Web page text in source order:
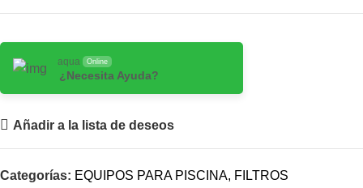
aqua Online
¿Necesita Ayuda?
Añadir a la lista de deseos
Categorías: EQUIPOS PARA PISCINA, FILTROS